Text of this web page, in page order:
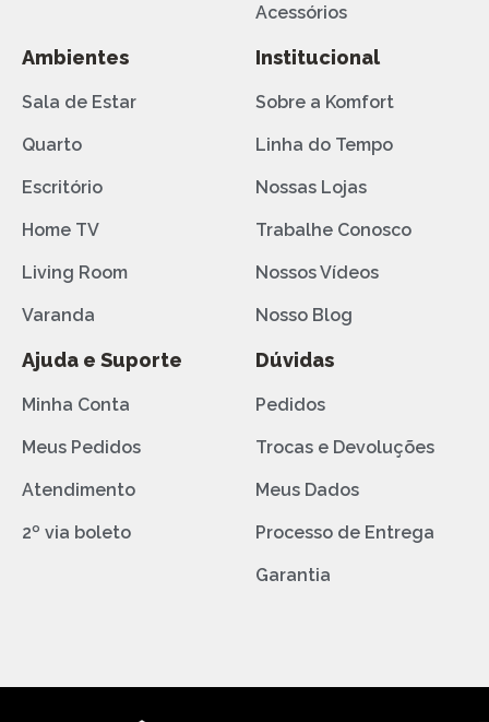
Acessórios
Ambientes
Sala de Estar
Quarto
Escritório
Home TV
Living Room
Varanda
Institucional
Sobre a Komfort
Linha do Tempo
Nossas Lojas
Trabalhe Conosco
Nossos Vídeos
Nosso Blog
Ajuda e Suporte
Minha Conta
Meus Pedidos
Atendimento
2º via boleto
Dúvidas
Pedidos
Trocas e Devoluções
Meus Dados
Processo de Entrega
Garantia